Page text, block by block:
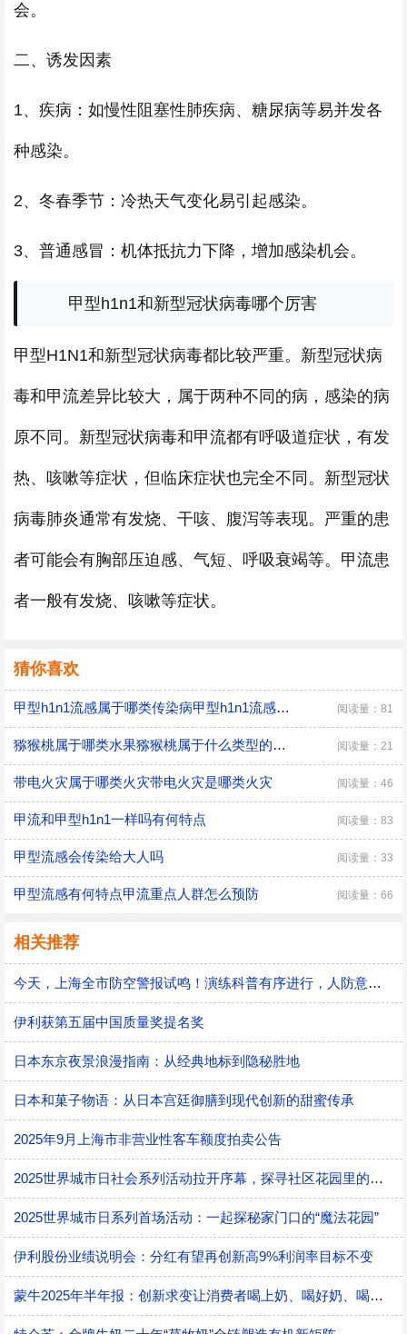
会。
二、诱发因素
1、疾病：如慢性阻塞性肺疾病、糖尿病等易并发各
种感染。
2、冬春季节：冷热天气变化易引起感染。
3、普通感冒：机体抵抗力下降，增加感染机会。
甲型h1n1和新型冠状病毒哪个厉害
甲型H1N1和新型冠状病毒都比较严重。新型冠状病
毒和甲流差异比较大，属于两种不同的病，感染的病
原不同。新型冠状病毒和甲流都有呼吸道症状，有发
热、咳嗽等症状，但临床症状也完全不同。新型冠状
病毒肺炎通常有发烧、干咳、腹泻等表现。严重的患
者可能会有胸部压迫感、气短、呼吸衰竭等。甲流患
者一般有发烧、咳嗽等症状。
猜你喜欢
甲型h1n1流感属于哪类传染病甲型h1n1流感是由什么引起的 阅读量：81
猕猴桃属于哪类水果猕猴桃属于什么类型的水果 阅读量：21
带电火灾属于哪类火灾带电火灾是哪类火灾 阅读量：46
甲流和甲型h1n1一样吗有何特点 阅读量：83
甲型流感会传染给大人吗 阅读量：33
甲型流感有何特点甲流重点人群怎么预防 阅读量：66
相关推荐
今天，上海全市防空警报试鸣！演练科普有序进行，人防意识“声入人心”
伊利获第五届中国质量奖提名奖
日本东京夜景浪漫指南：从经典地标到隐秘胜地
日本和菓子物语：从日本宫廷御膳到现代创新的甜蜜传承
2025年9月上海市非营业性客车额度拍卖公告
2025世界城市日社会系列活动拉开序幕，探寻社区花园里的智慧应用
2025世界城市日系列首场活动：一起探秘家门口的“魔法花园”
伊利股份业绩说明会：分红有望再创新高9%利润率目标不变
蒙牛2025年半年报：创新求变让消费者喝上奶、喝好奶、喝对奶